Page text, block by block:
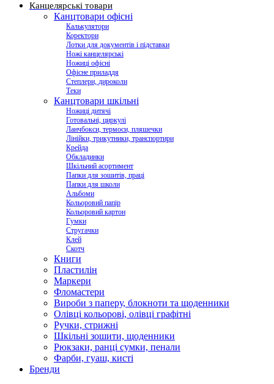
Канцелярські товари
Канцтовари офісні
Калькулятори
Коректори
Лотки для документів і підставки
Ножі канцелярські
Ножиці офісні
Офісне приладдя
Степлери, дироколи
Теки
Канцтовари шкільні
Ножиці дитячі
Готовальні, циркулі
Ланчбокси, термоси, пляшечки
Лінійки, трикутники, транспортири
Крейда
Обкладинки
Шкільний асортимент
Папки для зошитів, праці
Папки для школи
Альбоми
Кольоровий папір
Кольоровий картон
Гумки
Стругачки
Клей
Скотч
Книги
Пластилін
Маркери
Фломастери
Вироби з паперу, блокноти та щоденники
Олівці кольорові, олівці графітні
Ручки, стрижні
Шкільні зошити, щоденники
Рюкзаки, ранці сумки, пенали
Фарби, гуаш, кисті
Бренди